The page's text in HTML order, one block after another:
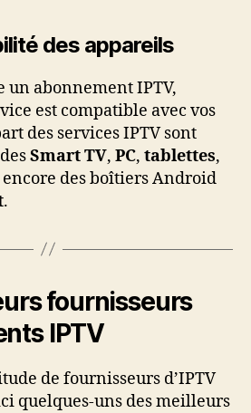
des appareils
un abonnement IPTV,
est compatible avec vos
des services IPTV sont
Smart TV, PC, tablettes,
encore des boîtiers Android
.
fournisseurs
IPTV
de fournisseurs d’IPTV
quelques-uns des meilleurs